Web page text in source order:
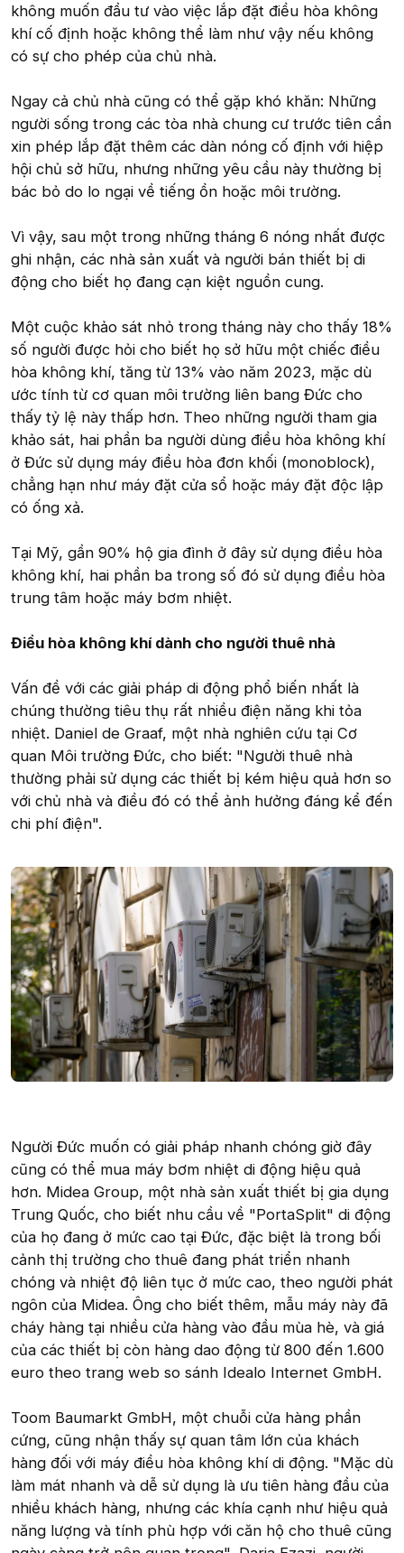
không muốn đầu tư vào việc lắp đặt điều hòa không
khí cố định hoặc không thể làm như vậy nếu không
có sự cho phép của chủ nhà.
Ngay cả chủ nhà cũng có thể gặp khó khăn: Những
người sống trong các tòa nhà chung cư trước tiên cần
xin phép lắp đặt thêm các dàn nóng cố định với hiệp
hội chủ sở hữu, nhưng những yêu cầu này thường bị
bác bỏ do lo ngại về tiếng ồn hoặc môi trường.
Vì vậy, sau một trong những tháng 6 nóng nhất được
ghi nhận, các nhà sản xuất và người bán thiết bị di
động cho biết họ đang cạn kiệt nguồn cung.
Một cuộc khảo sát nhỏ trong tháng này cho thấy 18%
số người được hỏi cho biết họ sở hữu một chiếc điều
hòa không khí, tăng từ 13% vào năm 2023, mặc dù
ước tính từ cơ quan môi trường liên bang Đức cho
thấy tỷ lệ này thấp hơn. Theo những người tham gia
khảo sát, hai phần ba người dùng điều hòa không khí
ở Đức sử dụng máy điều hòa đơn khối (monoblock),
chẳng hạn như máy đặt cửa sổ hoặc máy đặt độc lập
có ống xả.
Tại Mỹ, gần 90% hộ gia đình ở đây sử dụng điều hòa
không khí, hai phần ba trong số đó sử dụng điều hòa
trung tâm hoặc máy bơm nhiệt.
Điều hòa không khí dành cho người thuê nhà
Vấn đề với các giải pháp di động phổ biến nhất là
chúng thường tiêu thụ rất nhiều điện năng khi tỏa
nhiệt. Daniel de Graaf, một nhà nghiên cứu tại Cơ
quan Môi trường Đức, cho biết: "Người thuê nhà
thường phải sử dụng các thiết bị kém hiệu quả hơn so
với chủ nhà và điều đó có thể ảnh hưởng đáng kể đến
chi phí điện".
Người Đức muốn có giải pháp nhanh chóng giờ đây
cũng có thể mua máy bơm nhiệt di động hiệu quả
hơn. Midea Group, một nhà sản xuất thiết bị gia dụng
Trung Quốc, cho biết nhu cầu về "PortaSplit" di động
của họ đang ở mức cao tại Đức, đặc biệt là trong bối
cảnh thị trường cho thuê đang phát triển nhanh
chóng và nhiệt độ liên tục ở mức cao, theo người phát
ngôn của Midea. Ông cho biết thêm, mẫu máy này đã
cháy hàng tại nhiều cửa hàng vào đầu mùa hè, và giá
của các thiết bị còn hàng dao động từ 800 đến 1.600
euro theo trang web so sánh Idealo Internet GmbH.
Toom Baumarkt GmbH, một chuỗi cửa hàng phần
cứng, cũng nhận thấy sự quan tâm lớn của khách
hàng đối với máy điều hòa không khí di động. "Mặc dù
làm mát nhanh và dễ sử dụng là ưu tiên hàng đầu của
nhiều khách hàng, nhưng các khía cạnh như hiệu quả
năng lượng và tính phù hợp với căn hộ cho thuê cũng